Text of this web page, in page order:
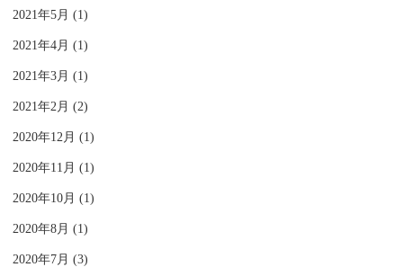
2021年5月 (1)
2021年4月 (1)
2021年3月 (1)
2021年2月 (2)
2020年12月 (1)
2020年11月 (1)
2020年10月 (1)
2020年8月 (1)
2020年7月 (3)